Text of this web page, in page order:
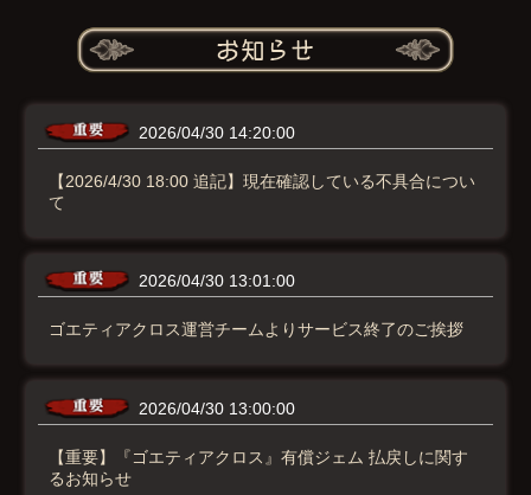
2026/04/30 14:20:00
【2026/4/30 18:00 追記】現在確認している不具合につい
て
2026/04/30 13:01:00
ゴエティアクロス運営チームよりサービス終了のご挨拶
2026/04/30 13:00:00
【重要】『ゴエティアクロス』有償ジェム 払戻しに関す
るお知らせ